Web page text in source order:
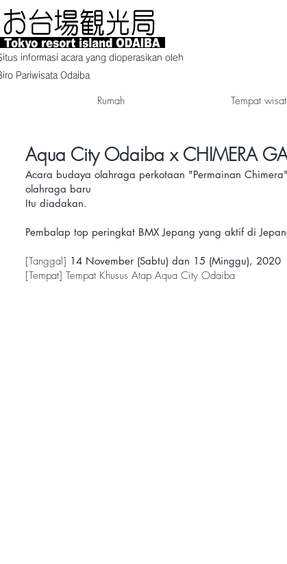
informasi acara yang dioperasikan oleh
Pariwisata Odaiba
Rumah Tempat
Aqua City Odaiba x CHIMERA
Acara budaya olahraga perkotaan "Permainan
olahraga baru
Itu diadakan.
Pembalap top peringkat BMX Jepang yang aktif di
[Tanggal] 14 November (Sabtu) dan 15 (Minggu), 2020
[Tempat] Tempat Khusus Atap Aqua City Odaiba